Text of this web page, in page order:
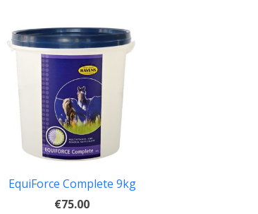
EquiForce Complete 9kg
€75.00